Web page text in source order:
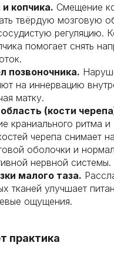
копчика. Смещение
твёрдую мозговую
регуляцию.
помогает снять
позвоночника.
на иннервацию
матку.
(кости
краниального ритма и
черепа снимает
оболочки и
нервной системы.
малого таза.
тканей улучшает
ощущения.
практика